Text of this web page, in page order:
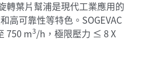
轉葉片幫浦是現代工業應用的
高可靠性等特色。SOGEVAC
750 m3/h，極限壓力 ≤ 8 X